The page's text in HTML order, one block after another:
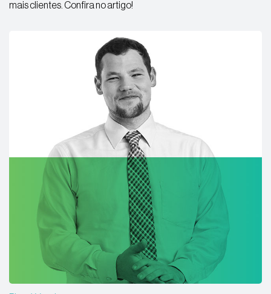
mais clientes. Confira no artigo!